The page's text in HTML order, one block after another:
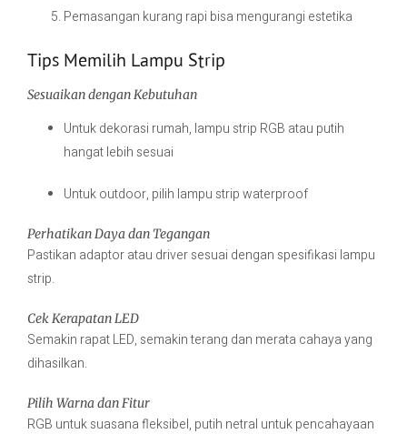
Pemasangan kurang rapi bisa mengurangi estetika
Tips Memilih Lampu Strip
Sesuaikan dengan Kebutuhan
Untuk dekorasi rumah, lampu strip RGB atau putih
hangat lebih sesuai
Untuk outdoor, pilih lampu strip waterproof
Perhatikan Daya dan Tegangan
Pastikan adaptor atau driver sesuai dengan spesifikasi lampu
strip.
Cek Kerapatan LED
Semakin rapat LED, semakin terang dan merata cahaya yang
dihasilkan.
Pilih Warna dan Fitur
RGB untuk suasana fleksibel, putih netral untuk pencahayaan